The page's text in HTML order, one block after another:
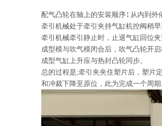
配气凸轮在轴上的安装顺序∶ 从内到
牵引机械处于牵引夹持气缸机控阀稍早
牵引机械牵引静止时，止退气缸回位夹
成型模与吹气模闭合后，吹气凸轮开启
成型气缸上升应与热封凸轮同步。
总的过程是;牵引夹夹住塑片后，塑片
和冲裁下降至原位，此为完成一个周期